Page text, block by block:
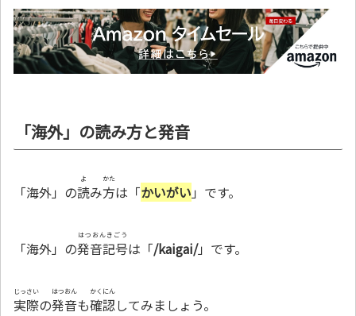
「海外」の読み方と発音
「海外」の読
よ
み方
かた
は「かいがい 」です。
「海外」の発音記号
はつおんきごう
は「/kaigai/」です。
実際
じっさい
の発音
はつおん
も確認
かくにん
してみましょう。